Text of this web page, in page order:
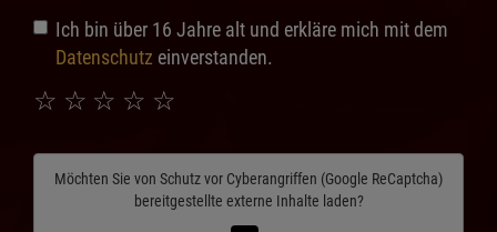
Ich bin über 16 Jahre alt und erkläre mich mit dem
Datenschutz einverstanden.
☆
☆
☆
☆
☆
Möchten Sie von Schutz vor Cyberangriffen (Google ReCaptcha)
bereitgestellte externe Inhalte laden?